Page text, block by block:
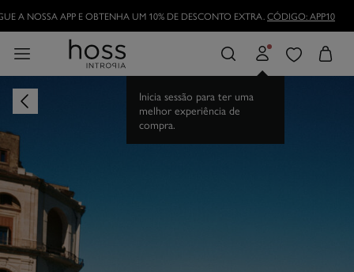
TORNE-SE HOSSLOVERE APROVEITE AS VANTAGENS
Inicia sessão para ter uma
melhor experiência de
compra.